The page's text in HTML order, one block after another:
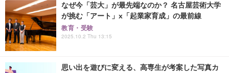
なぜ今「芸大」が最先端なのか？ 名古屋芸術大学
が挑む「アート」x「起業家育成」の最前線
教育・受験
2025.10.2 Thu 13:15
思い出を遊びに変える、高専生が考案した写真カ